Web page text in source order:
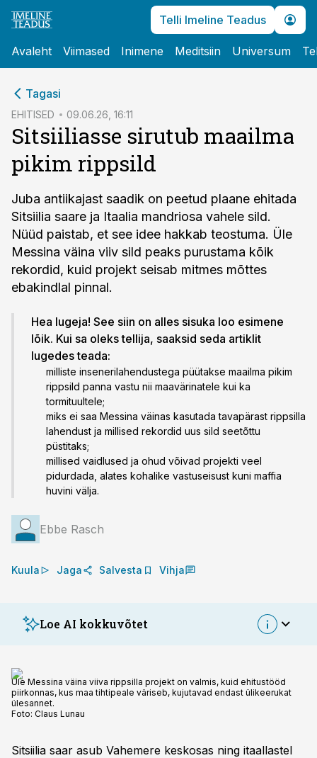
Telli Imeline Teadus
Avaleht Viimased Inimene Meditsiin Universum
Tagasi
EHITISED 09.06.26, 16:11
Sitsiiliasse sirutub maailma
pikim rippsild
Juba antiikajast saadik on peetud plaane ehitada
Sitsiilia saare ja Itaalia mandriosa vahele sild.
Nüüd paistab, et see idee hakkab teostuma. Üle
Messina väina viiv sild peaks purustama kõik
rekordid, kuid projekt seisab mitmes mõttes
ebakindlal pinnal.
Hea lugeja! See siin on alles sisuka loo esimene
lõik. Kui sa oleks tellija, saaksid seda artiklit
lugedes teada:
milliste insenerilahendustega püütakse maailma pikim
rippsild panna vastu nii maavärinatele kui ka
tormituultele;
miks ei saa Messina väinas kasutada tavapärast rippsilla
lahendust ja millised rekordid uus sild seetõttu
püstitaks;
millised vaidlused ja ohud võivad projekti veel
pidurdada, alates kohalike vastuseisust kuni maffia
huvini välja.
Ebbe Rasch
Kuula Jaga Salvesta Vihja
Loe AI kokkuvõtet
Üle Messina väina viiva rippsilla projekt on valmis, kuid ehitustööd
piirkonnas, kus maa tihtipeale väriseb, kujutavad endast ülikeerukat
ülesannet.
Foto: Claus Lunau
Sitsiilia saar asub Vahemere keskosas ning itaallastel